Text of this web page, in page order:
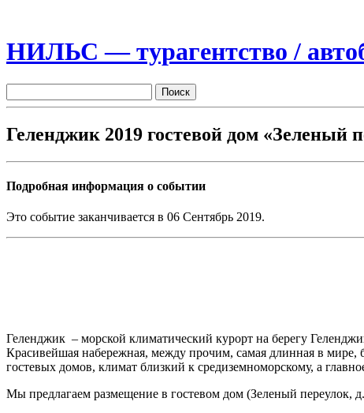
НИЛЬС — турагентство /
Геленджик 2019 гостевой дом «Зеленый
Подробная информация о событии
Это событие заканчивается в 06 Сентябрь 2019.
Геленджик – морской климатический курорт на берегу
Красивейшая набережная, между прочим, самая длинная в
гостевых домов, климат близкий к средиземноморскому, а
Мы предлагаем размещение в гостевом дом (Зеленый переулок,